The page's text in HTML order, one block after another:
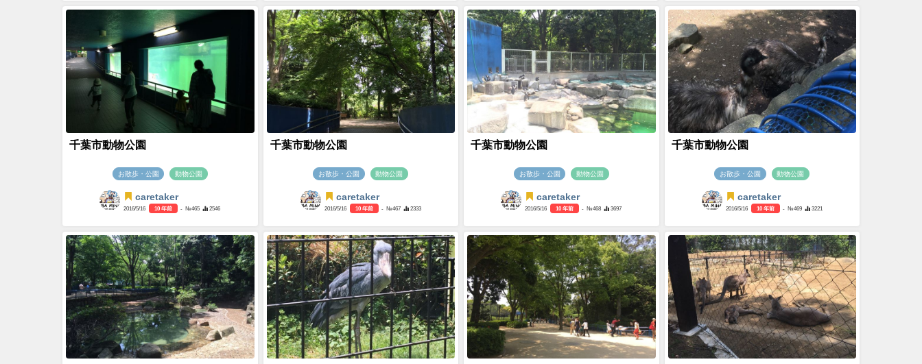
千葉市動物公園
お散歩・公園 動物公園
caretaker
2016/5/16 10 年前 - №465 2546
千葉市動物公園
お散歩・公園 動物公園
caretaker
2016/5/16 10 年前 - №467 2333
千葉市動物公園
お散歩・公園 動物公園
caretaker
2016/5/16 10 年前 - №468 3697
千葉市動物公園
お散歩・公園 動物公園
caretaker
2016/5/16 10 年前 - №469 3221